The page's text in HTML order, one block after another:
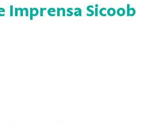
Imprensa Sicoob